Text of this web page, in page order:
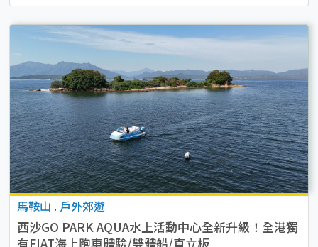
馬鞍山 . 戶外郊遊
西沙GO PARK AQUA水上活動中心全新升級！全港獨
有FIAT海上跑車體驗/雙體船/直立板